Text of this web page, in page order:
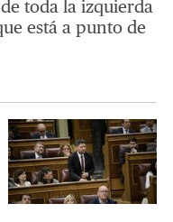
toda la izquierda
está a punto de